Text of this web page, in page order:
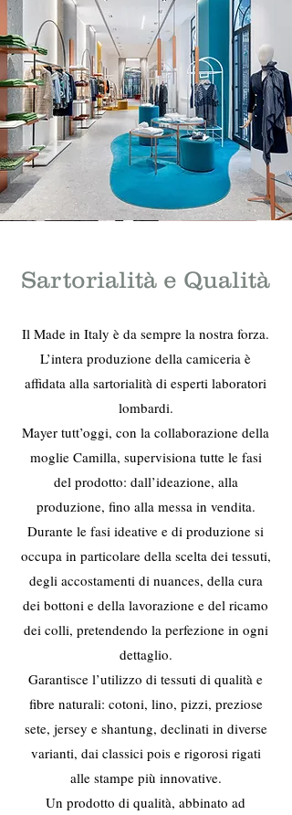
Sartorialità e Qualità
Il Made in Italy è da sempre la nostra forza.
L’intera produzione della camiceria è
affidata alla sartorialità di esperti laboratori
lombardi.
Mayer tutt’oggi, con la collaborazione della
moglie Camilla, supervisiona tutte le fasi
del prodotto: dall’ideazione, alla
produzione, fino alla messa in vendita.
Durante le fasi ideative e di produzione si
occupa in particolare della scelta dei tessuti,
degli accostamenti di nuances, della cura
dei bottoni e della lavorazione e del ricamo
dei colli, pretendendo la perfezione in ogni
dettaglio.
Garantisce l’utilizzo di tessuti di qualità e
fibre naturali: cotoni, lino, pizzi, preziose
sete, jersey e shantung, declinati in diverse
varianti, dai classici pois e rigorosi rigati
alle stampe più innovative.
Un prodotto di qualità, abbinato ad